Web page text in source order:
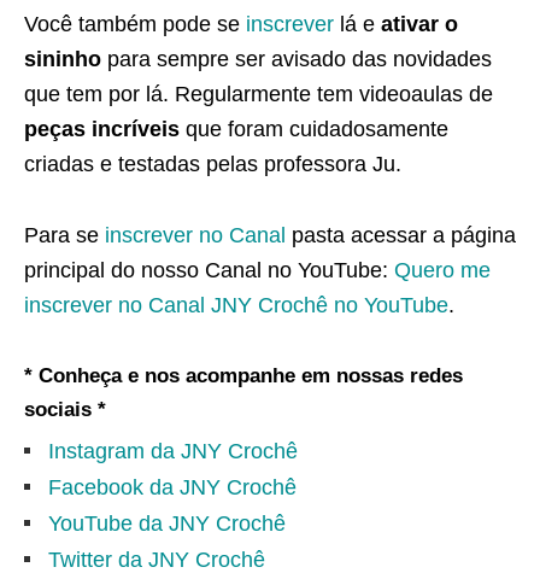
Você também pode se inscrever lá e ativar o
sininho para sempre ser avisado das novidades
que tem por lá. Regularmente tem videoaulas de
peças incríveis que foram cuidadosamente
criadas e testadas pelas professora Ju.
Para se inscrever no Canal pasta acessar a página
principal do nosso Canal no YouTube: Quero me
inscrever no Canal JNY Crochê no YouTube.
* Conheça e nos acompanhe em nossas redes
sociais *
Instagram da JNY Crochê
Facebook da JNY Crochê
YouTube da JNY Crochê
Twitter da JNY Crochê